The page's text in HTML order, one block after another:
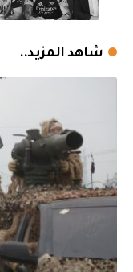
شاهد المزيد..